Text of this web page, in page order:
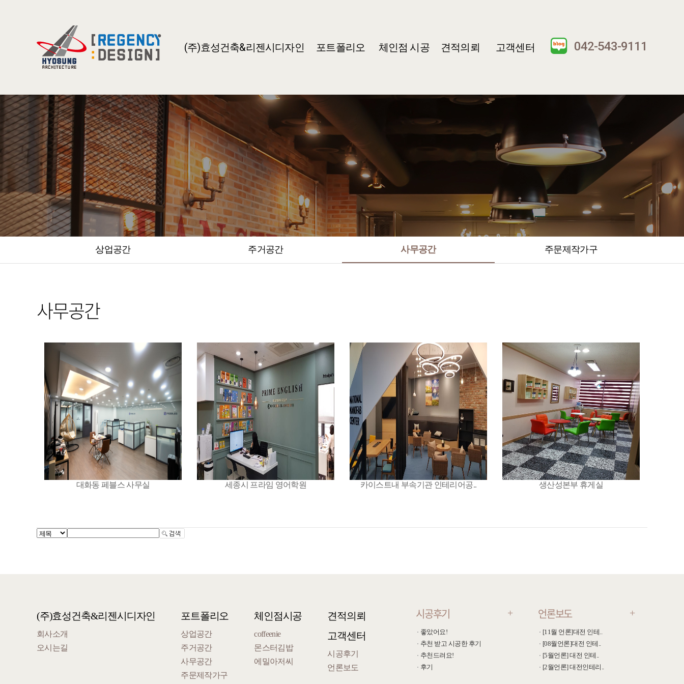
(주)효성건축&리젠시디자인 포트폴리오 체인점 시공 견적의뢰 고객센터 042-543-9111
상업공간 주거공간 사무공간 주문제작가구
사무공간
대화동 페블스 사무실 세종시 프라임 영어학원 카이스트내 부속기관 인테리어공.. 생산성본부 휴게실
(주)효성건축&리젠시디자인
회사소개
오시는길
포트폴리오
상업공간
주거공간
사무공간
주문제작가구
체인점시공
coffeenie
몬스터김밥
에밀아저씨
견적의뢰
고객센터
시공후기
언론보도
시공후기 +
좋았어요!
추천 받고 시공한 후기
추천드려요!
후기
언론보도 +
[11월 언론]대전 인테..
[08월언론]대전 인테..
[5월언론] 대전 인테..
[2월언론] 대전인테리..